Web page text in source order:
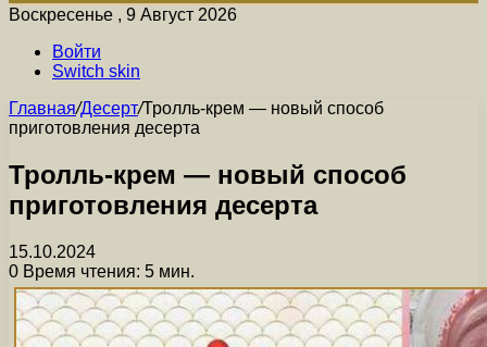
Воскресенье , 9 Август 2026
Войти
Switch skin
Главная/Десерт/Тролль-крем — новый способ
приготовления десерта
Тролль-крем — новый способ
приготовления десерта
15.10.2024
0 Время чтения: 5 мин.